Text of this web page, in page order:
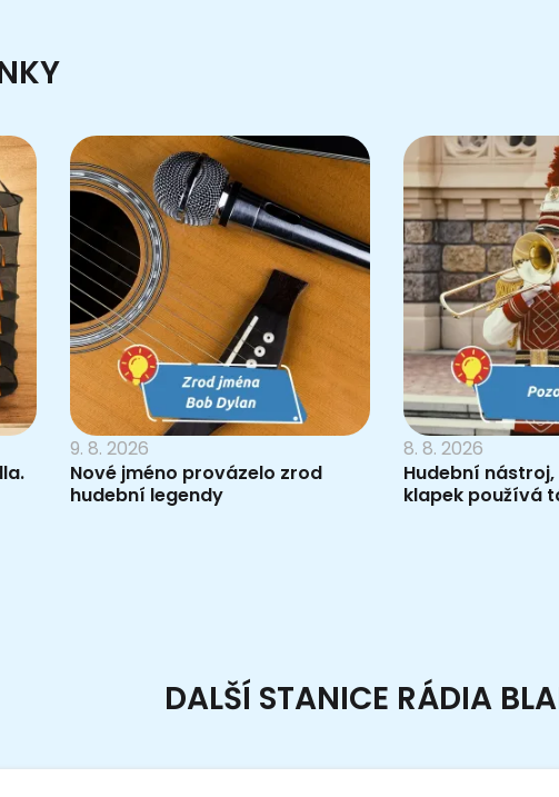
9. 8. 2026
Nové jméno provázelo zrod
hudební legendy
8. 8. 2026
Hudební
klapek používá
DALŠÍ STANICE RÁDIA